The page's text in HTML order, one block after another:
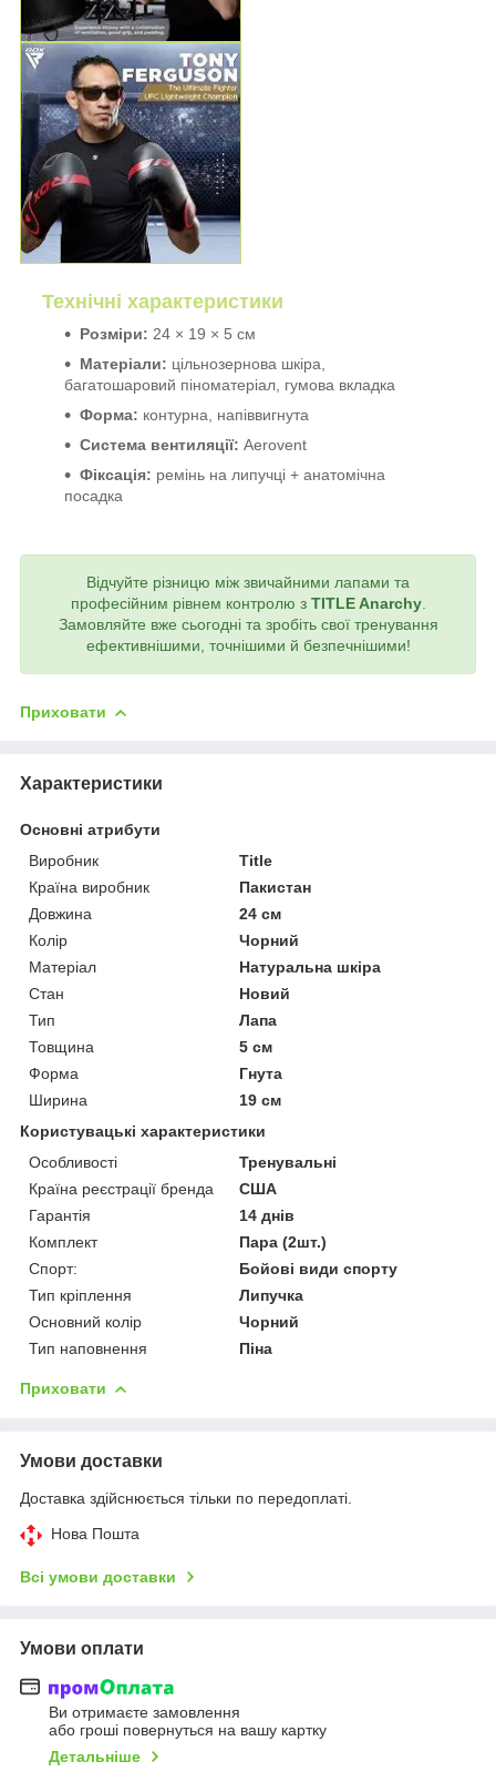
Технічні характеристики
Розміри: 24 × 19 × 5 см
Матеріали: цільнозернова шкіра,
багатошаровий піноматеріал, гумова вкладка
Форма: контурна, напіввигнута
Система вентиляції: Aerovent
Фіксація: ремінь на липучці + анатомічна
посадка
Відчуйте різницю між звичайними лапами та
професійним рівнем контролю з TITLE Anarchy.
Замовляйте вже сьогодні та зробіть свої тренування
ефективнішими, точнішими й безпечнішими!
Приховати
Характеристики
Основні атрибути
Виробник
Title
Країна виробник
Пакистан
Довжина
24 см
Колір
Чорний
Матеріал
Натуральна шкіра
Стан
Новий
Тип
Лапа
Товщина
5 см
Форма
Гнута
Ширина
19 см
Користувацькі характеристики
Особливості
Тренувальні
Країна реєстрації бренда
США
Гарантія
14 днів
Комплект
Пара (2шт.)
Спорт:
Бойові види спорту
Тип кріплення
Липучка
Основний колір
Чорний
Тип наповнення
Піна
Приховати
Умови доставки
Доставка здійснюється тільки по передоплаті.
Нова Пошта
Всі умови доставки
Умови оплати
Ви отримаєте замовлення
або гроші повернуться на вашу картку
Детальніше